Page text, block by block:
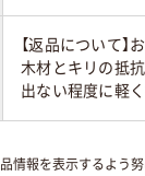
【返品について
木材とキリの抵
出ない程度に軽
報を表示するよう努